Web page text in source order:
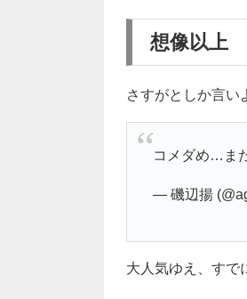
想像以上
さすがとしか言い
コメダめ…ま
— 磯辺揚
大人気ゆえ、すで